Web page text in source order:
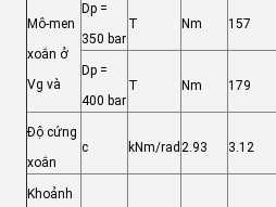
Mô-men
xoắn ở
Vg và
Dp =
350 bar
T Nm 157
Dp =
400 bar
T Nm 179
Độ cứng
xoắn
c kNm/rad 2.93 3.12
Khoảnh